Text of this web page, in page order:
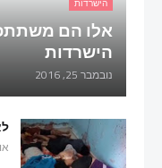
אלו הם
הישרדות
נובמבר 25, 2016